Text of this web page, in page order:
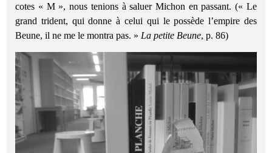
cotes « M », nous tenions à saluer Michon en passant. (« Le
grand trident, qui donne à celui qui le possède l’empire des
Beune, il ne me le montra pas. » La petite Beune, p. 86)